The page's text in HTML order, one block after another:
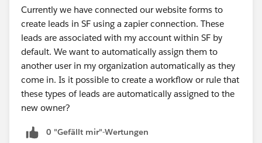
Currently we have connected our website forms to
create leads in SF using a zapier connection. These
leads are associated with my account within SF by
default. We want to automatically assign them to
another user in my organization automatically as they
come in. Is it possible to create a workflow or rule that
these types of leads are automatically assigned to the
new owner?
0 "Gefällt mir"-Wertungen